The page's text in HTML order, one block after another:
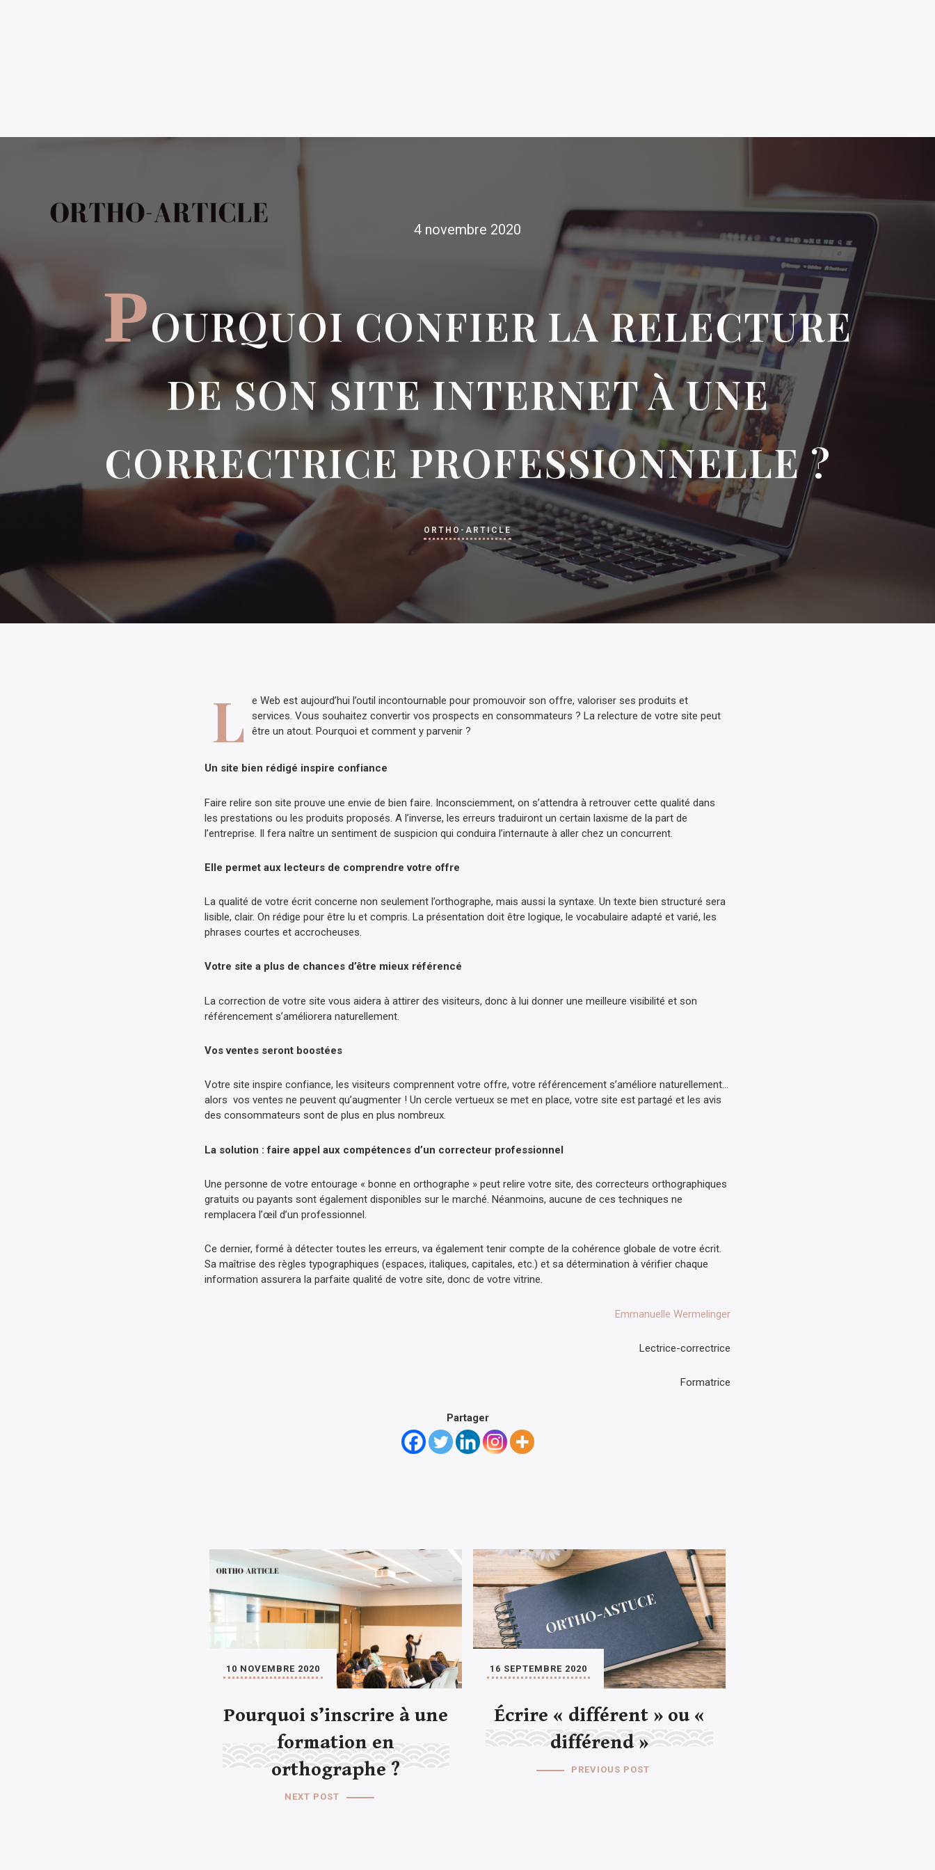
4 novembre 2020
POURQUOI CONFIER LA RELECTURE
DE SON SITE INTERNET À UNE
CORRECTRICE PROFESSIONNELLE ?
ORTHO-ARTICLE
L
e Web est aujourd’hui l’outil incontournable pour promouvoir son offre, valoriser ses produits et
services. Vous souhaitez convertir vos prospects en consommateurs ? La relecture de votre site peut
être un atout. Pourquoi et comment y parvenir ?
Un site bien rédigé inspire confiance
Faire relire son site prouve une envie de bien faire. Inconsciemment, on s’attendra à retrouver cette qualité dans
les prestations ou les produits proposés. A l’inverse, les erreurs traduiront un certain laxisme de la part de
l’entreprise. Il fera naître un sentiment de suspicion qui conduira l’internaute à aller chez un concurrent.
Elle permet aux lecteurs de comprendre votre offre
La qualité de votre écrit concerne non seulement l’orthographe, mais aussi la syntaxe. Un texte bien structuré sera
lisible, clair. On rédige pour être lu et compris. La présentation doit être logique, le vocabulaire adapté et varié, les
phrases courtes et accrocheuses.
Votre site a plus de chances d’être mieux référencé
La correction de votre site vous aidera à attirer des visiteurs, donc à lui donner une meilleure visibilité et son
référencement s’améliorera naturellement.
Vos ventes seront boostées
Votre site inspire confiance, les visiteurs comprennent votre offre, votre référencement s’améliore naturellement…
alors vos ventes ne peuvent qu’augmenter ! Un cercle vertueux se met en place, votre site est partagé et les avis
des consommateurs sont de plus en plus nombreux.
La solution : faire appel aux compétences d’un correcteur professionnel
Une personne de votre entourage « bonne en orthographe » peut relire votre site, des correcteurs orthographiques
gratuits ou payants sont également disponibles sur le marché. Néanmoins, aucune de ces techniques ne
remplacera l’œil d’un professionnel.
Ce dernier, formé à détecter toutes les erreurs, va également tenir compte de la cohérence globale de votre écrit.
Sa maîtrise des règles typographiques (espaces, italiques, capitales, etc.) et sa détermination à vérifier chaque
information assurera la parfaite qualité de votre site, donc de votre vitrine.
Emmanuelle Wermelinger
Lectrice-correctrice
Formatrice
Partager
Pourquoi s’inscrire à une
formation en
orthographe ?
10 NOVEMBRE 2020
NEXT POST
Écrire « différent » ou «
différend »
16 SEPTEMBRE 2020
PREVIOUS POST